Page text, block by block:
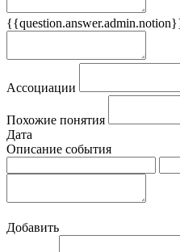
Ассоциации
Похожие понятия
Дата
Описание события
Добавить